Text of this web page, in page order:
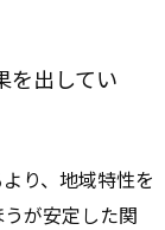
を出してい
り、地域特性を
が安定した関